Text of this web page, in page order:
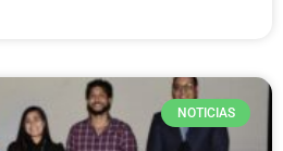
NOTICIAS